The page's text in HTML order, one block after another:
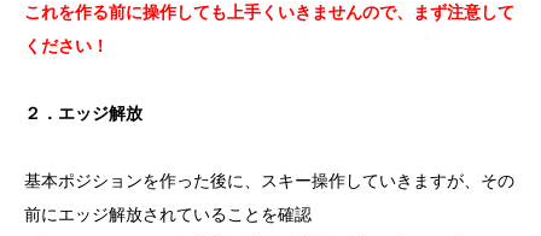
これを作る前に操作しても上手くいきませんので、まず注意して
ください！
２．エッジ解放
基本ポジションを作った後に、スキー操作していきますが、その
前にエッジ解放されていることを確認